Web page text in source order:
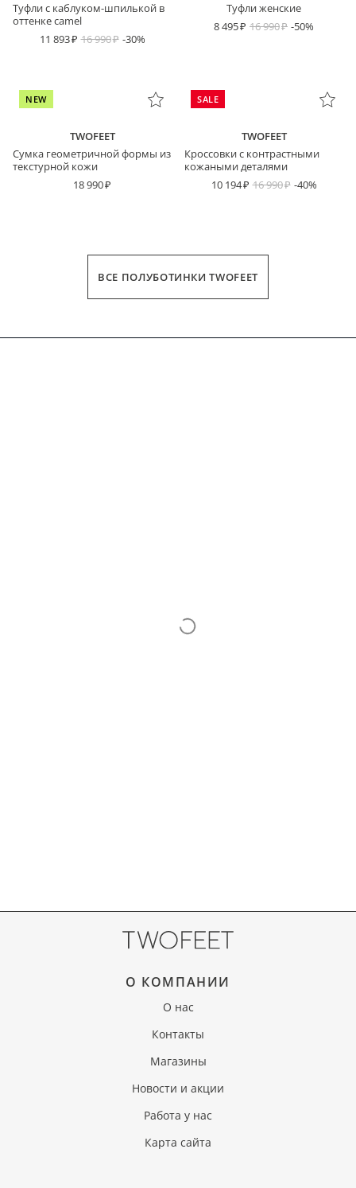
Туфли с каблуком-шпилькой в
оттенке camel
11 893
16 990 -30%
Туфли женские
8 495
16 990 -50%
NEW
TWOFEET
Сумка геометричной формы из
текстурной кожи
18 990
SALE
TWOFEET
Кроссовки с контрастными
кожаными деталями
10 194
16 990 -40%
ВСЕ ПОЛУБОТИНКИ TWOFEET
О КОМПАНИИ
О нас
Контакты
Магазины
Новости и акции
Работа у нас
Карта сайта